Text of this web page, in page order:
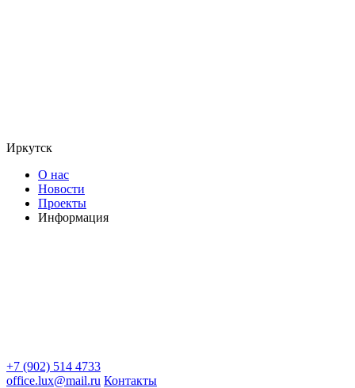
Иркутск
О нас
Новости
Проекты
Информация
+7 (902) 514 4733
office.lux@mail.ru Контакты